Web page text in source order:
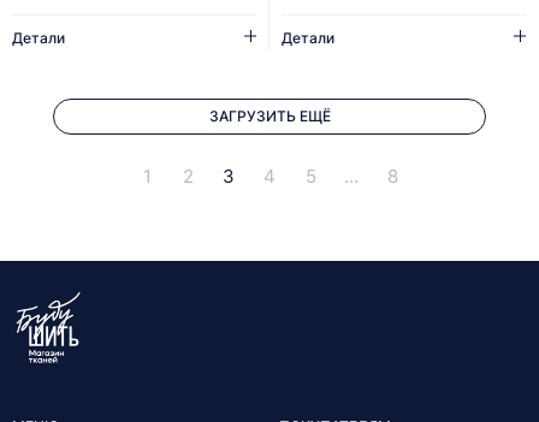
Детали Детали
ЗАГРУЗИТЬ ЕЩЁ
1 2 3 4 5 ... 8